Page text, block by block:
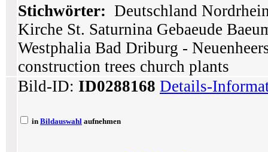
Stichwörter: Deutschland
Kirche St. Saturnina Gebaeude
Westphalia Bad Driburg -
construction trees church plants
Bild-ID: ID0288168 Details-
in Bildauswahl aufnehmen